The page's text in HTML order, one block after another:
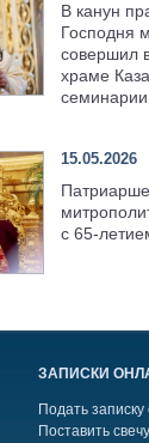
В канун
Господня
совершил
храме
семинарии
15.05.2026
с 65-
ЗАПИСКИ
Подать
Поставить